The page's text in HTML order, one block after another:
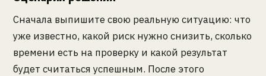
Сначала выпишите свою реальную ситуацию: что
уже известно, какой риск нужно снизить, сколько
времени есть на проверку и какой результат
будет считаться успешным. После этого